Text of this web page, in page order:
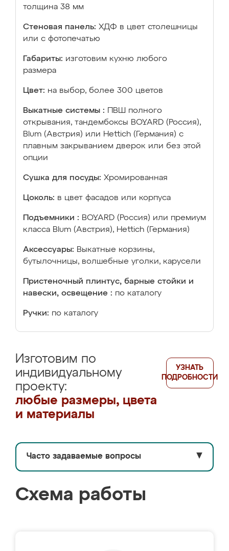
толщина 38 мм
Стеновая панель: ХДФ в цвет столешницы
или с фотопечатью
Габариты: изготовим кухню любого
размера
Цвет: на выбор, более 300 цветов
Выкатные системы :
ПВШ полного
открывания, тандембоксы BOYARD (Россия),
Blum (Австрия) или Hettich (Германия) с
плавным закрыванием дверок или без этой
опции
Сушка для посуды: Хромированная
Цоколь: в цвет фасадов или корпуса
Подъемники : BOYARD (Россия) или премиум
класса Blum (Австрия), Hettich (Германия)
Аксессуары: Выкатные корзины,
бутылочницы, волшебные уголки, карусели
Пристеночный плинтус, барные стойки и
навески, освещение : по каталогу
Ручки: по каталогу
Изготовим по
индивидуальному
проекту:
любые размеры, цвета
и материалы
УЗНАТЬ
ПОДРОБНОСТИ
Часто задаваемые вопросы ▼
Схема работы